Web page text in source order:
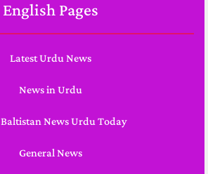
English Pages
Latest Urdu News
News in Urdu
News Urdu Today
General News